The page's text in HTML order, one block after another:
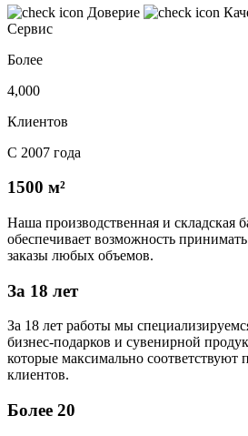
Доверие
Сервис
Более
4,000
Клиентов
С 2007 года
1500 м²
Наша производственная и складская
обеспечивает возможность
заказы любых объемов.
За 18 лет
За 18 лет работы мы
бизнес-подарков и сувенирной
которые максимально соответствуют
клиентов.
Более 20